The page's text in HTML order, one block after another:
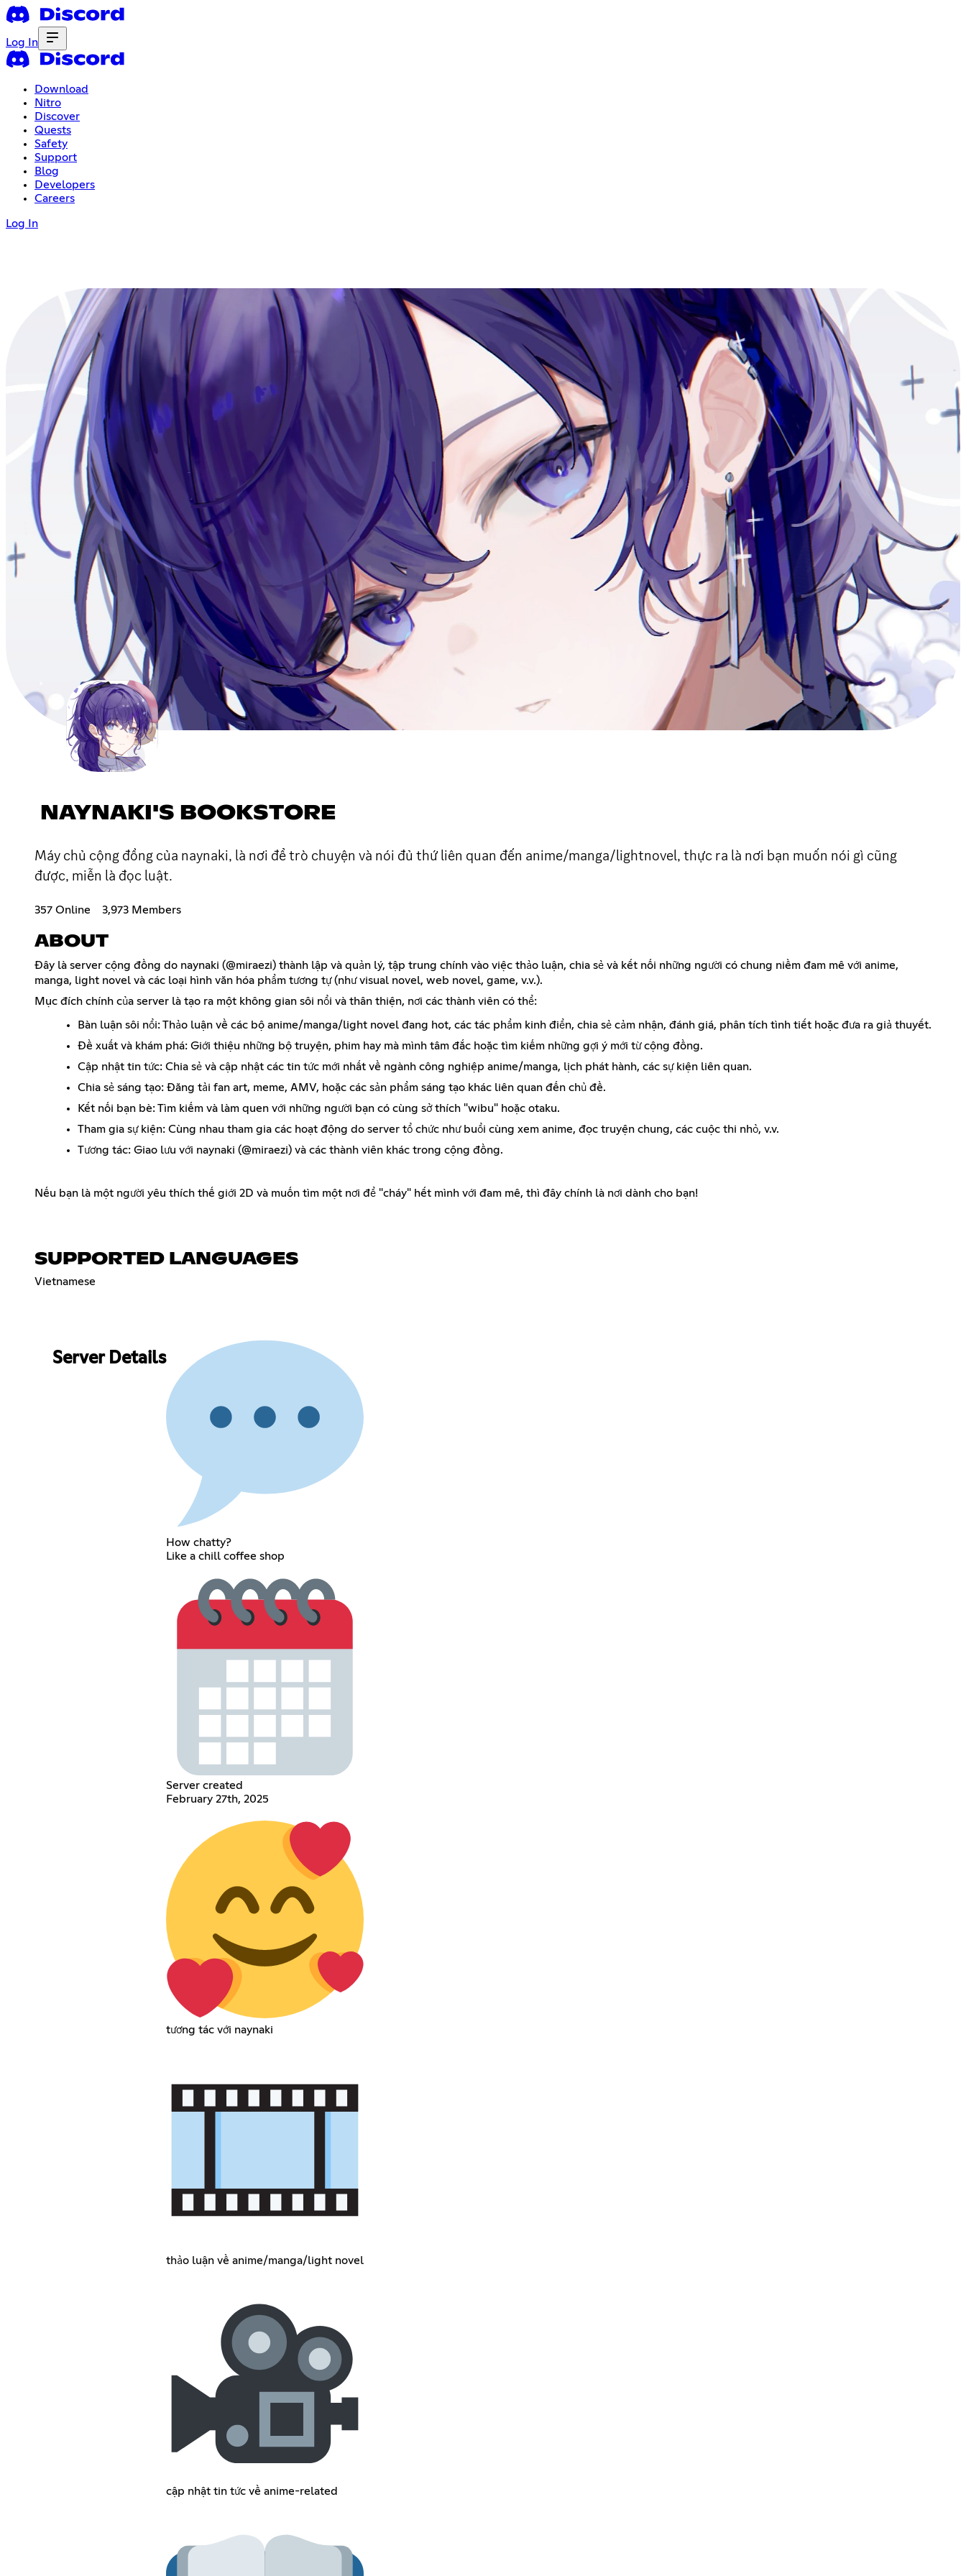
Log In
Download
Nitro
Discover
Quests
Safety
Support
Blog
Developers
Careers
Log In
NAYNAKI'S BOOKSTORE
Máy chủ cộng đồng của naynaki, là nơi để trò chuyện và nói đủ thứ liên quan đến anime/manga/lightnovel, thực ra là nơi bạn muốn nói gì cũng
được, miễn là đọc luật.
357 Online 3,973 Members
ABOUT
Đây là server cộng đồng do naynaki (@miraezi) thành lập và quản lý, tập trung chính vào việc thảo luận, chia sẻ và kết nối những người có chung niềm đam mê với anime,
manga, light novel và các loại hình văn hóa phẩm tương tự (như visual novel, web novel, game, v.v.).
Mục đích chính của server là tạo ra một không gian sôi nổi và thân thiện, nơi các thành viên có thể:
Bàn luận sôi nổi: Thảo luận về các bộ anime/manga/light novel đang hot, các tác phẩm kinh điển, chia sẻ cảm nhận, đánh giá, phân tích tình tiết hoặc đưa ra giả thuyết.
Đề xuất và khám phá: Giới thiệu những bộ truyện, phim hay mà mình tâm đắc hoặc tìm kiếm những gợi ý mới từ cộng đồng.
Cập nhật tin tức: Chia sẻ và cập nhật các tin tức mới nhất về ngành công nghiệp anime/manga, lịch phát hành, các sự kiện liên quan.
Chia sẻ sáng tạo: Đăng tải fan art, meme, AMV, hoặc các sản phẩm sáng tạo khác liên quan đến chủ đề.
Kết nối bạn bè: Tìm kiếm và làm quen với những người bạn có cùng sở thích "wibu" hoặc otaku.
Tham gia sự kiện: Cùng nhau tham gia các hoạt động do server tổ chức như buổi cùng xem anime, đọc truyện chung, các cuộc thi nhỏ, v.v.
Tương tác: Giao lưu với naynaki (@miraezi) và các thành viên khác trong cộng đồng.
Nếu bạn là một người yêu thích thế giới 2D và muốn tìm một nơi để "cháy" hết mình với đam mê, thì đây chính là nơi dành cho bạn!
SUPPORTED LANGUAGES
Vietnamese
Server Details
How chatty?
Like a chill coffee shop
Server created
February 27th, 2025
tương tác với naynaki
thảo luận về anime/manga/light novel
cập nhật tin tức về anime-related